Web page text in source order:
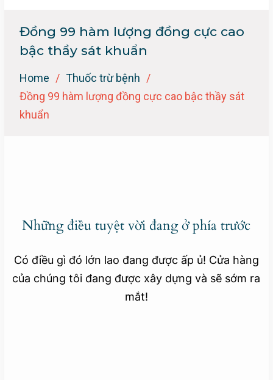
Đồng 99 hàm lượng đồng cực cao
bậc thầy sát khuẩn
Home
Thuốc trừ bệnh
Đồng 99 hàm lượng đồng cực cao bậc thầy sát
khuẩn
Những điều tuyệt vời đang ở phía trước
Có điều gì đó lớn lao đang được ấp ủ! Cửa hàng
của chúng tôi đang được xây dựng và sẽ sớm ra
mắt!